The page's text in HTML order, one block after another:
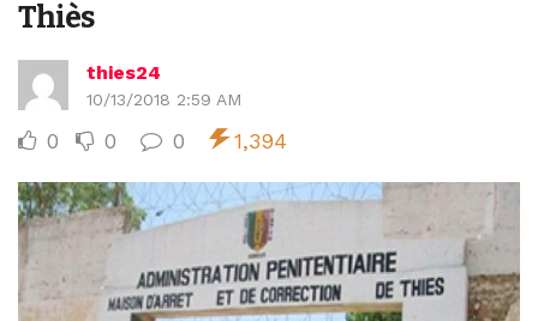
Thiès
thies24
10/13/2018 2:59 AM
0 0 0 1,394